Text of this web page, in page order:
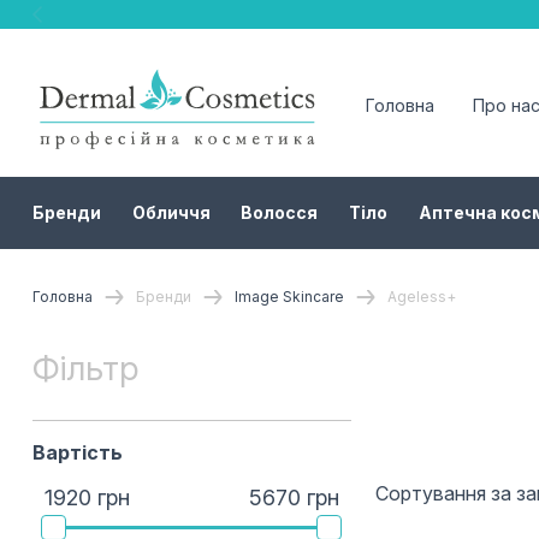
Головна Про нас
Бренди Обличчя Волосся Тіло Аптечна
Головна Бренди Image Skincare Ageless+
Фільтр
Вартість
1920 грн 5670 грн Сортування за